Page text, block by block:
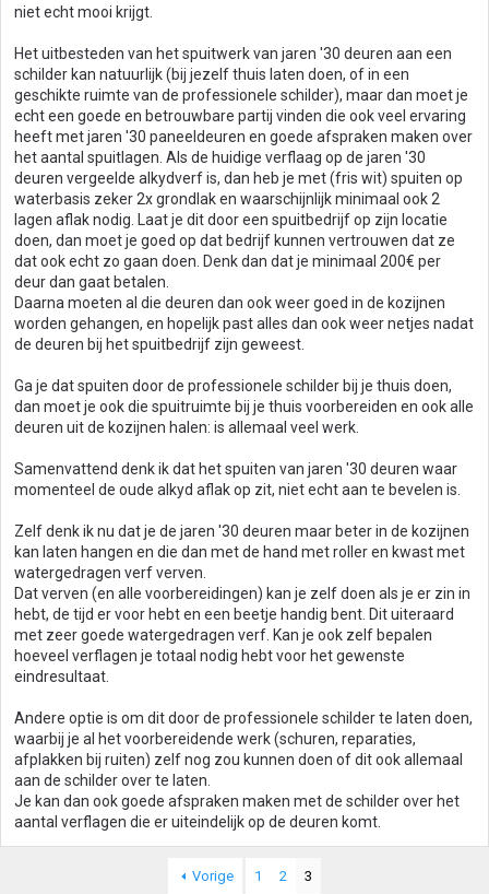
niet echt mooi krijgt.
Het uitbesteden van het spuitwerk van jaren '30 deuren aan een
schilder kan natuurlijk (bij jezelf thuis laten doen, of in een
geschikte ruimte van de professionele schilder), maar dan moet je
echt een goede en betrouwbare partij vinden die ook veel ervaring
heeft met jaren '30 paneeldeuren en goede afspraken maken over
het aantal spuitlagen. Als de huidige verflaag op de jaren '30
deuren vergeelde alkydverf is, dan heb je met (fris wit) spuiten op
waterbasis zeker 2x grondlak en waarschijnlijk minimaal ook 2
lagen aflak nodig. Laat je dit door een spuitbedrijf op zijn locatie
doen, dan moet je goed op dat bedrijf kunnen vertrouwen dat ze
dat ook echt zo gaan doen. Denk dan dat je minimaal 200€ per
deur dan gaat betalen.
Daarna moeten al die deuren dan ook weer goed in de kozijnen
worden gehangen, en hopelijk past alles dan ook weer netjes nadat
de deuren bij het spuitbedrijf zijn geweest.
Ga je dat spuiten door de professionele schilder bij je thuis doen,
dan moet je ook die spuitruimte bij je thuis voorbereiden en ook alle
deuren uit de kozijnen halen: is allemaal veel werk.
Samenvattend denk ik dat het spuiten van jaren '30 deuren waar
momenteel de oude alkyd aflak op zit, niet echt aan te bevelen is.
Zelf denk ik nu dat je de jaren '30 deuren maar beter in de kozijnen
kan laten hangen en die dan met de hand met roller en kwast met
watergedragen verf verven.
Dat verven (en alle voorbereidingen) kan je zelf doen als je er zin in
hebt, de tijd er voor hebt en een beetje handig bent. Dit uiteraard
met zeer goede watergedragen verf. Kan je ook zelf bepalen
hoeveel verflagen je totaal nodig hebt voor het gewenste
eindresultaat.
Andere optie is om dit door de professionele schilder te laten doen,
waarbij je al het voorbereidende werk (schuren, reparaties,
afplakken bij ruiten) zelf nog zou kunnen doen of dit ook allemaal
aan de schilder over te laten.
Je kan dan ook goede afspraken maken met de schilder over het
aantal verflagen die er uiteindelijk op de deuren komt.
Vorige 1 2 3